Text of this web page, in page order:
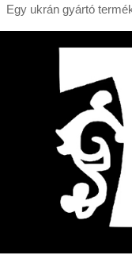
Egy ukrán gyártó